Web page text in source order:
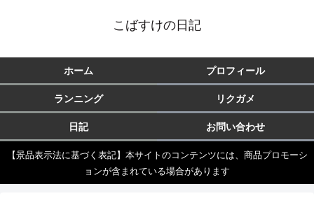
こばすけの日記
ホーム プロフィール
ランニング リクガメ
日記 お問い合わせ
【景品表示法に基づく表記】本サイトのコンテンツには、商品プロモーシ
ョンが含まれている場合があります